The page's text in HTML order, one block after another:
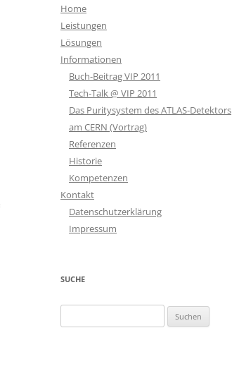
Home
Leistungen
Lösungen
Informationen
Buch-Beitrag VIP 2011
Tech-Talk @ VIP 2011
Das Puritysystem des ATLAS-Detektors
am CERN (Vortrag)
Referenzen
Historie
Kompetenzen
Kontakt
Datenschutzerklärung
Impressum
SUCHE
nach: